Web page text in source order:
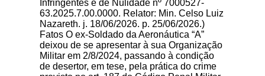
Infringentes e de Nulidade nº 7000527-
63.2025.7.00.0000. Relator: Min. Celso Luiz
Nazareth. j. 18/06/2026. p. 25/06/2026.)
Fatos O ex-Soldado da Aeronáutica “A”
deixou de se apresentar à sua Organização
Militar em 2/8/2024, passando à condição
de desertor, em tese, pela prática do crime